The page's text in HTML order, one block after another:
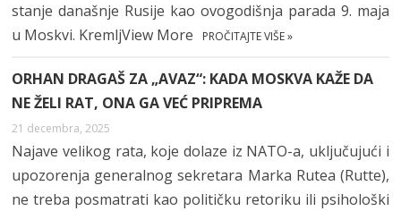
stanje današnje Rusije kao ovogodišnja parada 9. maja
u Moskvi. KremljView More
PROČITAJTE VIŠE »
ORHAN DRAGAŠ ZA „AVAZ“: KADA MOSKVA KAŽE DA
NE ŽELI RAT, ONA GA VEĆ PRIPREMA
21 decembra, 2025
Najave velikog rata, koje dolaze iz NATO-a, uključujući i
upozorenja generalnog sekretara Marka Rutea (Rutte),
ne treba posmatrati kao političku retoriku ili psihološki